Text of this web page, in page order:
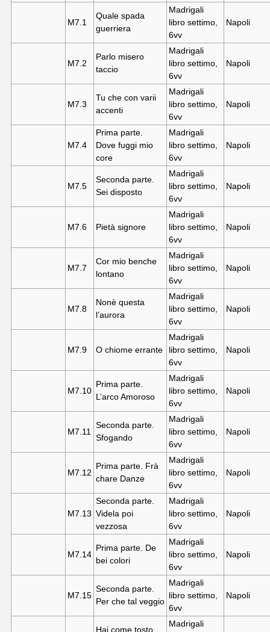
M7.1
Quale spada
guerriera
Madrigali
libro settimo,
6vv
Napoli
M7.2
Parlo misero
taccio
Madrigali
libro settimo,
6vv
Napoli
M7.3
Tu che con varii
accenti
Madrigali
libro settimo,
6vv
Napoli
M7.4
Prima parte.
Dove fuggi mio
core
Madrigali
libro settimo,
6vv
Napoli
M7.5
Seconda parte.
Sei disposto
Madrigali
libro settimo,
6vv
Napoli
M7.6 Pietà signore
Madrigali
libro settimo,
6vv
Napoli
M7.7
Cor mio benche
lontano
Madrigali
libro settimo,
6vv
Napoli
M7.8
Nonè questa
l’aurora
Madrigali
libro settimo,
6vv
Napoli
M7.9 O chiome errante
Madrigali
libro settimo,
6vv
Napoli
M7.10
Prima parte.
L’arco Amoroso
Madrigali
libro settimo,
6vv
Napoli
M7.11
Seconda parte.
Sfogando
Madrigali
libro settimo,
6vv
Napoli
M7.12
Prima parte. Frà
chare Danze
Madrigali
libro settimo,
6vv
Napoli
M7.13
Seconda parte.
Videla poi
vezzosa
Madrigali
libro settimo,
6vv
Napoli
M7.14
Prima parte. De
bei colori
Madrigali
libro settimo,
6vv
Napoli
M7.15
Seconda parte.
Per che tal veggio
Madrigali
libro settimo,
6vv
Napoli
Hai come tosto
Madrigali